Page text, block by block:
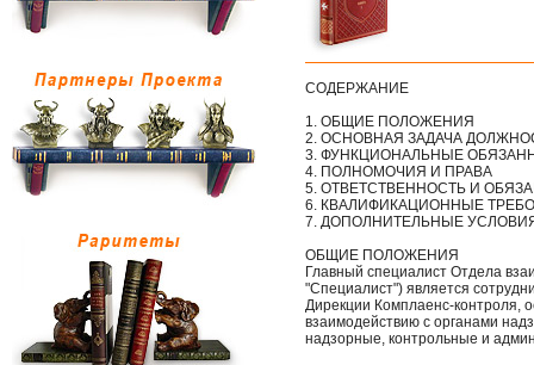
СОДЕРЖАНИЕ
1. ОБЩИЕ ПОЛОЖЕНИЯ
2. ОСНОВНАЯ ЗАДАЧА
3. ФУНКЦИОНАЛЬНЫЕ
4. ПОЛНОМОЧИЯ И ПРАВА
5. ОТВЕТСТВЕННОСТЬ И
6. КВАЛИФИКАЦИОННЫЕ
7. ДОПОЛНИТЕЛЬНЫЕ
ОБЩИЕ ПОЛОЖЕНИЯ
Главный специалист Отдела
"Специалист") является
Дирекции Комплаенс-контроля,
взаимодействию с органами
надзорные, контрольные и